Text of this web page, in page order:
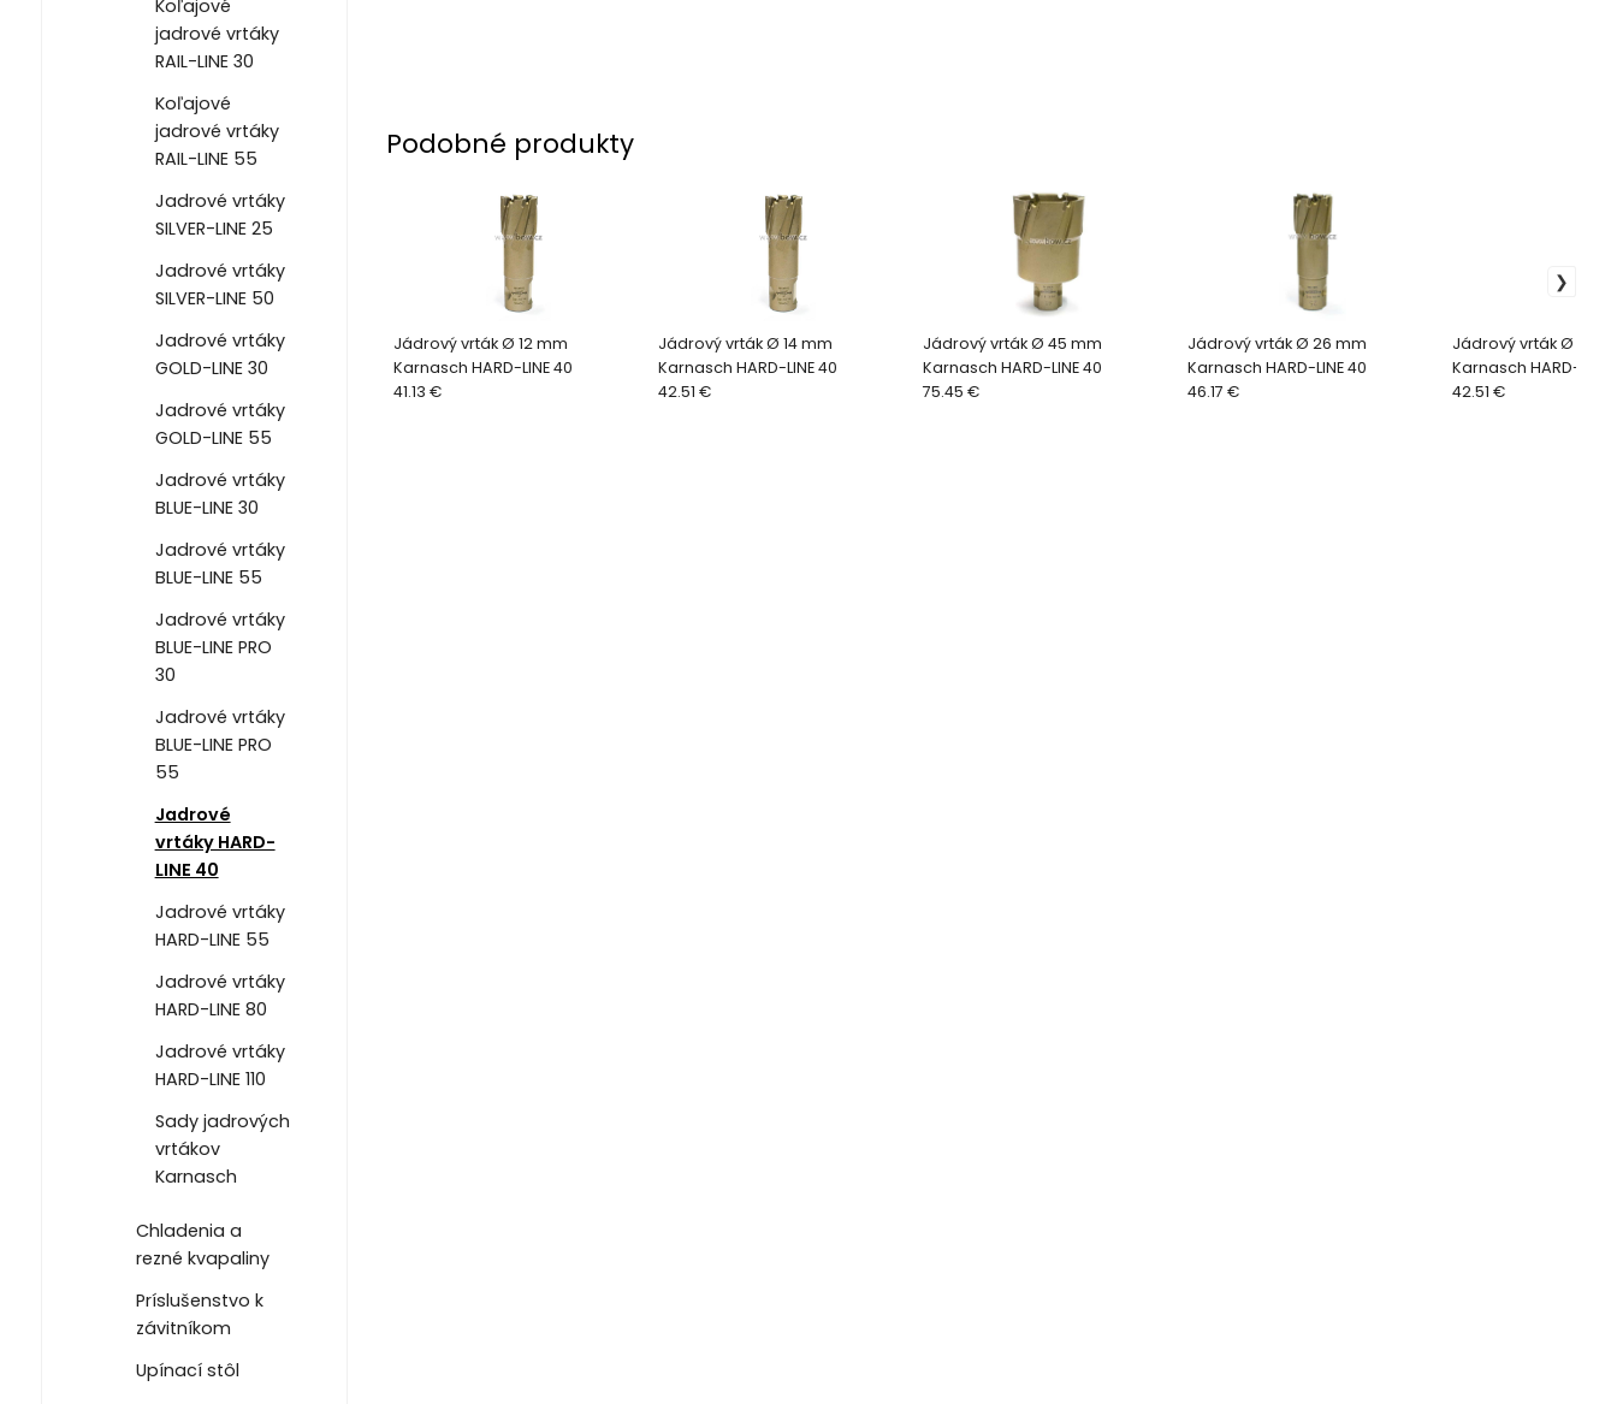
Koľajové
jadrové vrtáky
RAIL-LINE 30
Koľajové
jadrové vrtáky
RAIL-LINE 55
Jadrové vrtáky
SILVER-LINE 25
Jadrové vrtáky
SILVER-LINE 50
Jadrové vrtáky
GOLD-LINE 30
Jadrové vrtáky
GOLD-LINE 55
Jadrové vrtáky
BLUE-LINE 30
Jadrové vrtáky
BLUE-LINE 55
Jadrové vrtáky
BLUE-LINE PRO
30
Jadrové vrtáky
BLUE-LINE PRO
55
Jadrové
vrtáky HARD-
LINE 40
Jadrové vrtáky
HARD-LINE 55
Jadrové vrtáky
HARD-LINE 80
Jadrové vrtáky
HARD-LINE 110
Sady jadrových
vrtákov
Karnasch
Chladenia a
rezné kvapaliny
Príslušenstvo k
závitníkom
Upínací stôl
Podobné produkty
Jádrový vrták Ø 12 mm
Karnasch HARD-LINE 40
41.13 €
Jádrový vrták Ø 14 mm
Karnasch HARD-LINE 40
42.51 €
Jádrový vrták Ø 45 mm
Karnasch HARD-LINE 40
75.45 €
Jádrový vrták Ø 26 mm
Karnasch HARD-LINE 40
46.17 €
Jádrový vrták Ø 19
Karnasch HARD-LINE
42.51 €